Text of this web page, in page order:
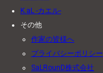
K.aL -カエル-
その他
作家の皆様へ
プライバシーポリシー
SaLRounD株式会社